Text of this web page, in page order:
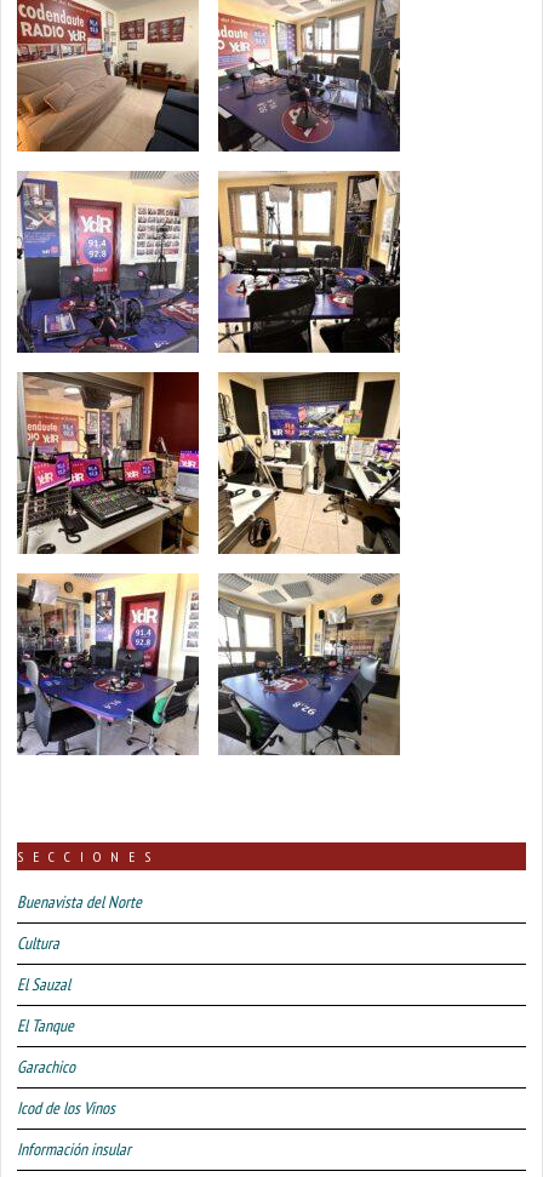
SECCIONES
Buenavista del Norte
Cultura
El Sauzal
El Tanque
Garachico
Icod de los Vinos
Información insular